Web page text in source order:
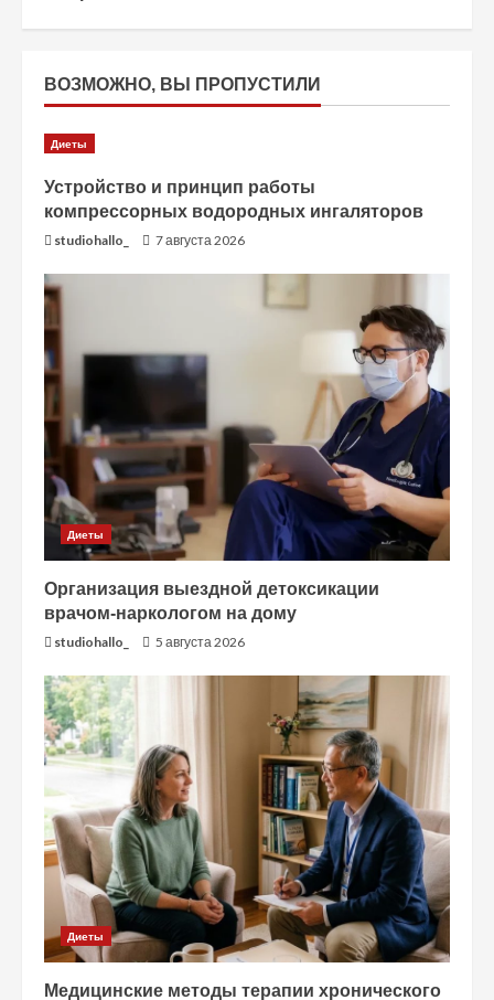
ВОЗМОЖНО, ВЫ ПРОПУСТИЛИ
Диеты
Устройство и принцип работы
компрессорных водородных ингаляторов
studiohallo_ 7 августа 2026
Диеты
Организация выездной детоксикации
врачом-наркологом на дому
studiohallo_ 5 августа 2026
Диеты
Медицинские методы терапии хронического